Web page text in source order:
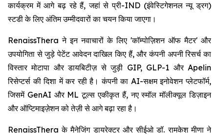
कार्यक्रम में आगे बढ़ रहे हैं, जहां से प्री-IND (इंवेस्टिगेशनल न्यू ड्रग)
स्टडी के लिए अंतिम उम्मीदवारों का चयन किया जाएगा।
RenaissThera ने इन नवाचारों के लिए 'कॉम्पोज़िशन ऑफ मैटर' और
उपयोगिता से जुड़े पेटेंट आवेदन दाखिल किए हैं, और कंपनी अपनी रिसर्च का
विस्तार मोटापा और डायबिटीज़ से जुड़ी GIP, GLP-1 और Apelin
रिसेप्टर्स की दिशा में कर रही है। कंपनी का AI-सक्षम इनोवेशन प्लेटफॉर्म,
जिसमें GenAI और ML टूल्स एकीकृत हैं, नए स्मॉल मॉलीक्यूल डिज़ाइन
और ऑप्टिमाइज़ेशन को तेज़ी से आगे बढ़ा रहा है।
RenaissThera के मैनेजिंग डायरेक्टर और सीईओ डॉ. रामकेश मीणा ने